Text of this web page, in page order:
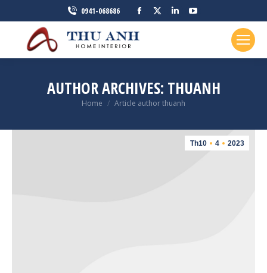
0941-068686
Facebook
in
window
in
window
Linkedin
in
window
in
window
AUTHOR ARCHIVES: THUANH
You are here:
Home Article author thuanh
Th10 4 2023